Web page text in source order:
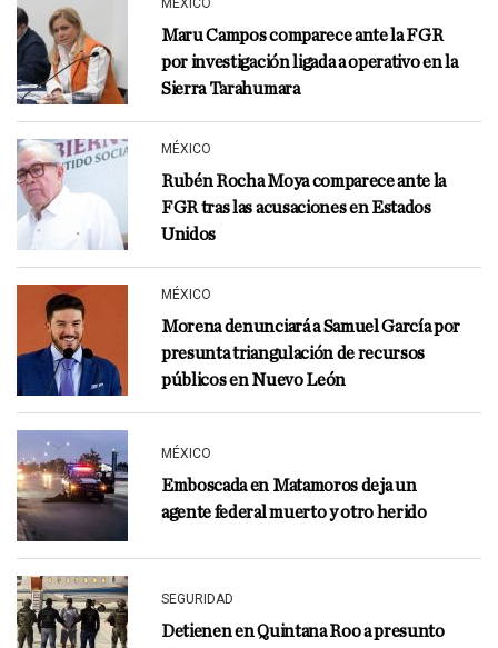
MÉXICO
Maru Campos comparece ante la FGR
por investigación ligada a operativo en la
Sierra Tarahumara
MÉXICO
Rubén Rocha Moya comparece ante la
FGR tras las acusaciones en Estados
Unidos
MÉXICO
Morena denunciará a Samuel García por
presunta triangulación de recursos
públicos en Nuevo León
MÉXICO
Emboscada en Matamoros deja un
agente federal muerto y otro herido
SEGURIDAD
Detienen en Quintana Roo a presunto